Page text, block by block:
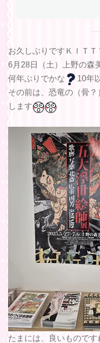
お久しぶりですＫＩＴＴ
6月28日（土）上野の森
何年ぶりでかな
10年
その前は、恐竜の（骨
します
たまには、良いものです